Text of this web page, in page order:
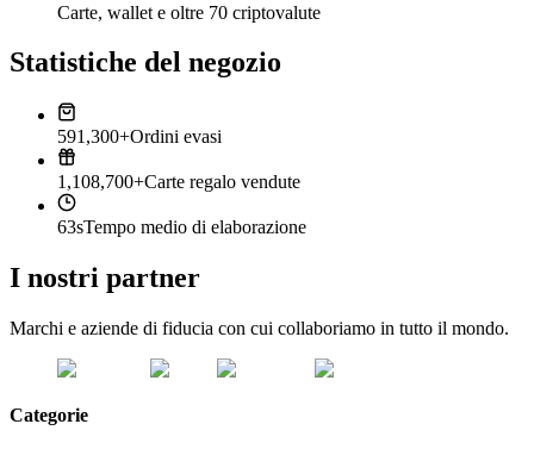
Carte, wallet e oltre 70 criptovalute
Statistiche del negozio
591,300+Ordini evasi
1,108,700+Carte regalo vendute
63sTempo medio di elaborazione
I nostri partner
Marchi e aziende di fiducia con cui collaboriamo in tutto il mondo.
Categorie